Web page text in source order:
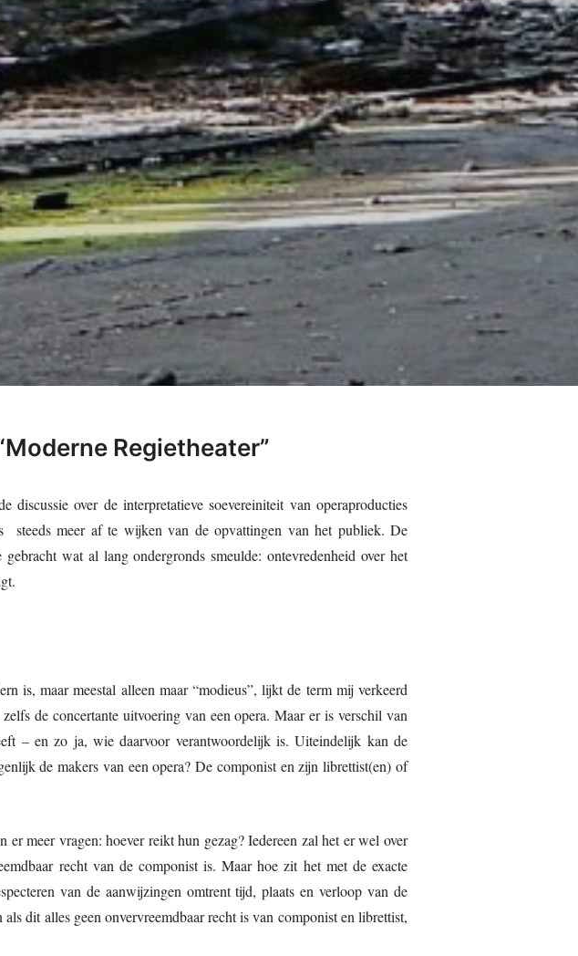
Regietheater”
discussie over de interpretatieve soevereiniteit van operaproducties
meer af te wijken van de opvattingen van het publiek. De
wat al lang ondergronds smeulde: ontevredenheid over het
is, maar meestal alleen maar “modieus”, lijkt de term mij verkeerd
de concertante uitvoering van een opera. Maar er is verschil van
– en zo ja, wie daarvoor verantwoordelijk is. Uiteindelijk kan de
de makers van een opera? De componist en zijn librettist(en) of
meer vragen: hoever reikt hun gezag? Iedereen zal het er wel over
recht van de componist is. Maar hoe zit het met de exacte
van de aanwijzingen omtrent tijd, plaats en verloop van de
dit alles geen onvervreemdbaar recht is van componist en librettist,